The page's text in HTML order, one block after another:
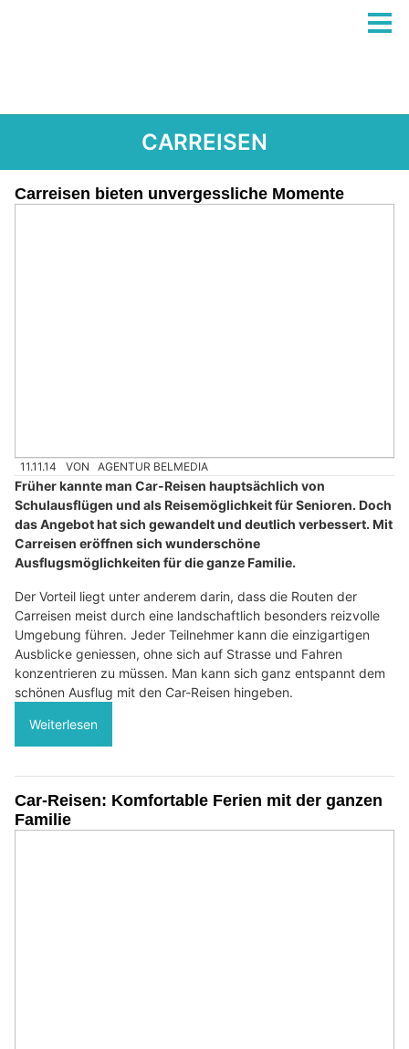
CARREISEN
Carreisen bieten unvergessliche Momente
11.11.14 VON AGENTUR BELMEDIA
Früher kannte man Car-Reisen hauptsächlich von
Schulausflügen und als Reisemöglichkeit für Senioren. Doch
das Angebot hat sich gewandelt und deutlich verbessert. Mit
Carreisen eröffnen sich wunderschöne
Ausflugsmöglichkeiten für die ganze Familie.
Der Vorteil liegt unter anderem darin, dass die Routen der
Carreisen meist durch eine landschaftlich besonders reizvolle
Umgebung führen. Jeder Teilnehmer kann die einzigartigen
Ausblicke geniessen, ohne sich auf Strasse und Fahren
konzentrieren zu müssen. Man kann sich ganz entspannt dem
schönen Ausflug mit den Car-Reisen hingeben.
Weiterlesen
Car-Reisen: Komfortable Ferien mit der ganzen
Familie